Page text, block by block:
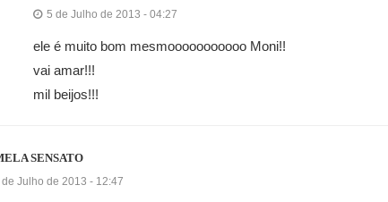
5 de Julho de 2013 - 04:27
ele é muito bom mesmooooooooooo Moni!!
vai amar!!!
mil beijos!!!
SENSATO
de Julho de 2013 - 12:47